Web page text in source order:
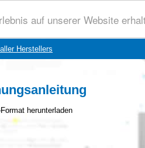
auf unserer Website
Herstellers
herunterladen